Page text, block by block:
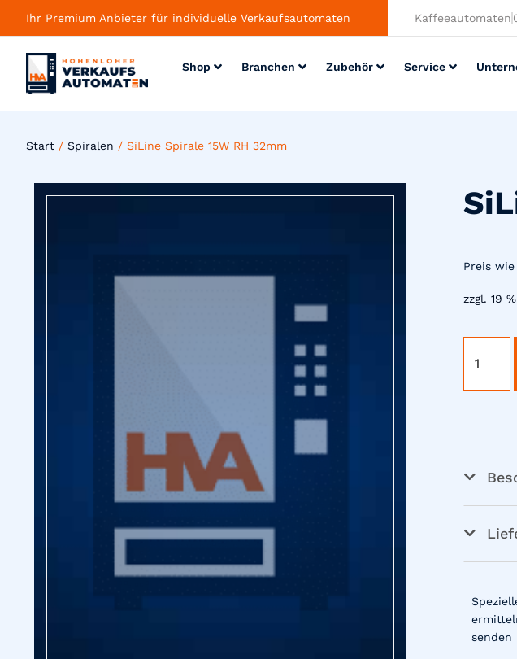
Ihr Premium Anbieter für individuelle Verkaufsautomaten Kaffeeautomaten
Shop Branchen Zubehör Service
Start / Spiralen / SiLine Spirale 15W RH 32mm
Preis
zzgl. 19
senden